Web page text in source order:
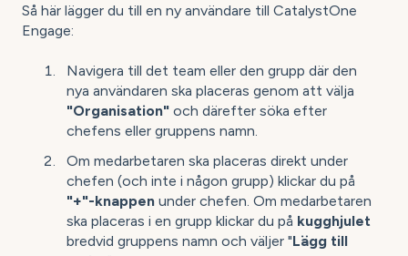
Så här lägger du till en ny användare till CatalystOne
Engage:
Navigera till det team eller den grupp där den
nya användaren ska placeras genom att välja
"Organisation" och därefter söka efter
chefens eller gruppens namn.
Om medarbetaren ska placeras direkt under
chefen (och inte i någon grupp) klickar du på
"+"-knappen under chefen. Om medarbetaren
ska placeras i en grupp klickar du på kugghjulet
bredvid gruppens namn och väljer "Lägg till